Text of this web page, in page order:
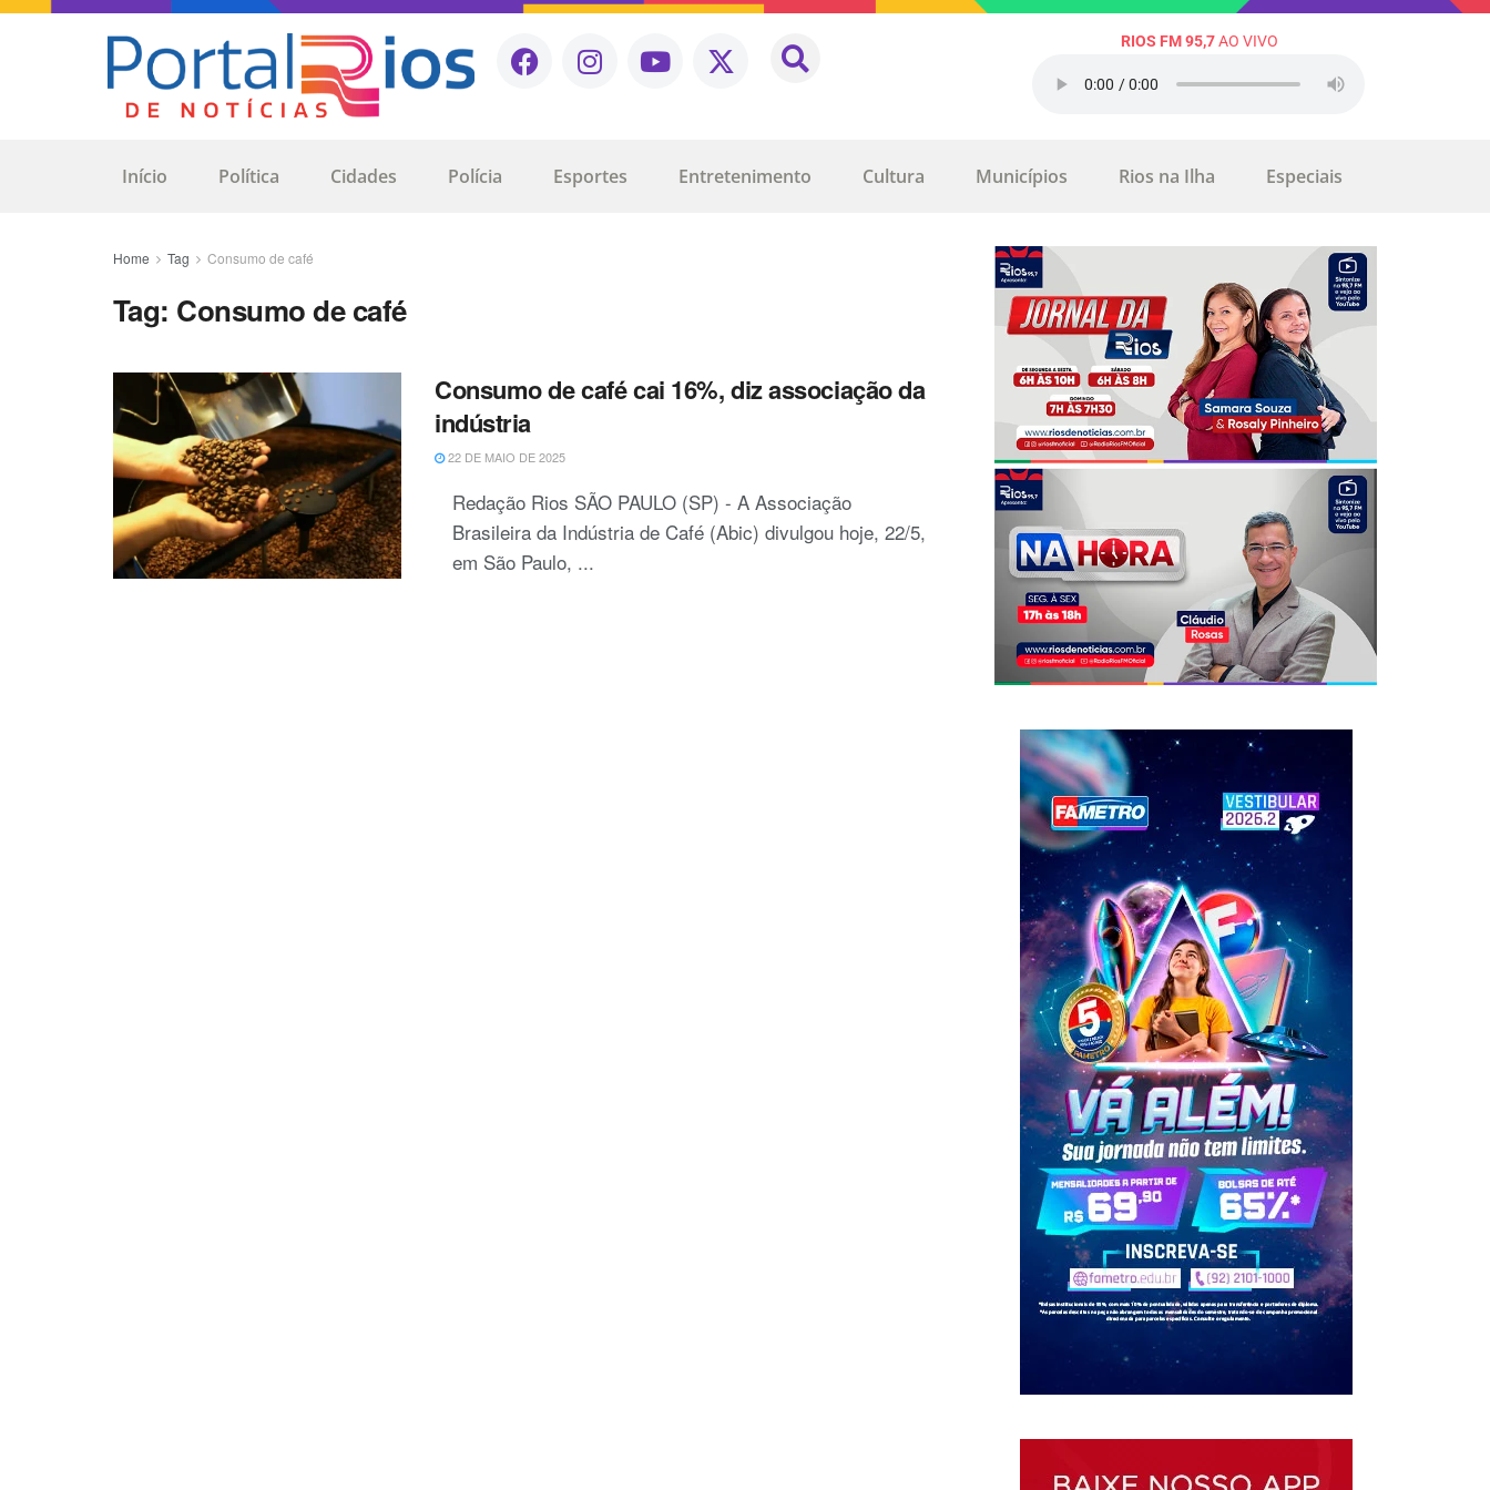
RIOS FM 95,7AO VIVO
Início Política Cidades Polícia Esportes Entretenimento Cultura Municípios Rios na Ilha Especiais
Home Tag Consumo de café
Tag: Consumo de café
Consumo de café cai 16%, diz associação da
indústria
22 DE MAIO DE 2025
Redação Rios SÃO PAULO (SP) - A Associação
Brasileira da Indústria de Café (Abic) divulgou hoje, 22/5,
em São Paulo, ...